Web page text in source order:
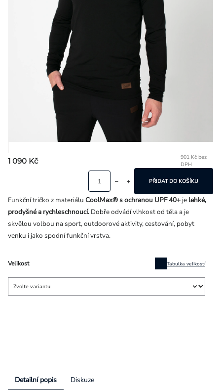
1 090 Kč
901 Kč bez
DPH
Velikost Tabulka velikostí
PŘIDAT DO KOŠÍKU
Funkční tričko z materiálu CoolMax® s ochranou UPF 40+ je lehké,
prodyšné a rychleschnoucí. Dobře odvádí vlhkost od těla a je
skvělou volbou na sport, outdoorové aktivity, cestování, pobyt
venku i jako spodní funkční vrstva.
Detailní popis Diskuze